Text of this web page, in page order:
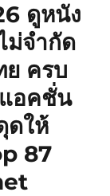
ดูหนัง
ม่จำกัด
ย ครบ
อคชั่น
ดให้
87